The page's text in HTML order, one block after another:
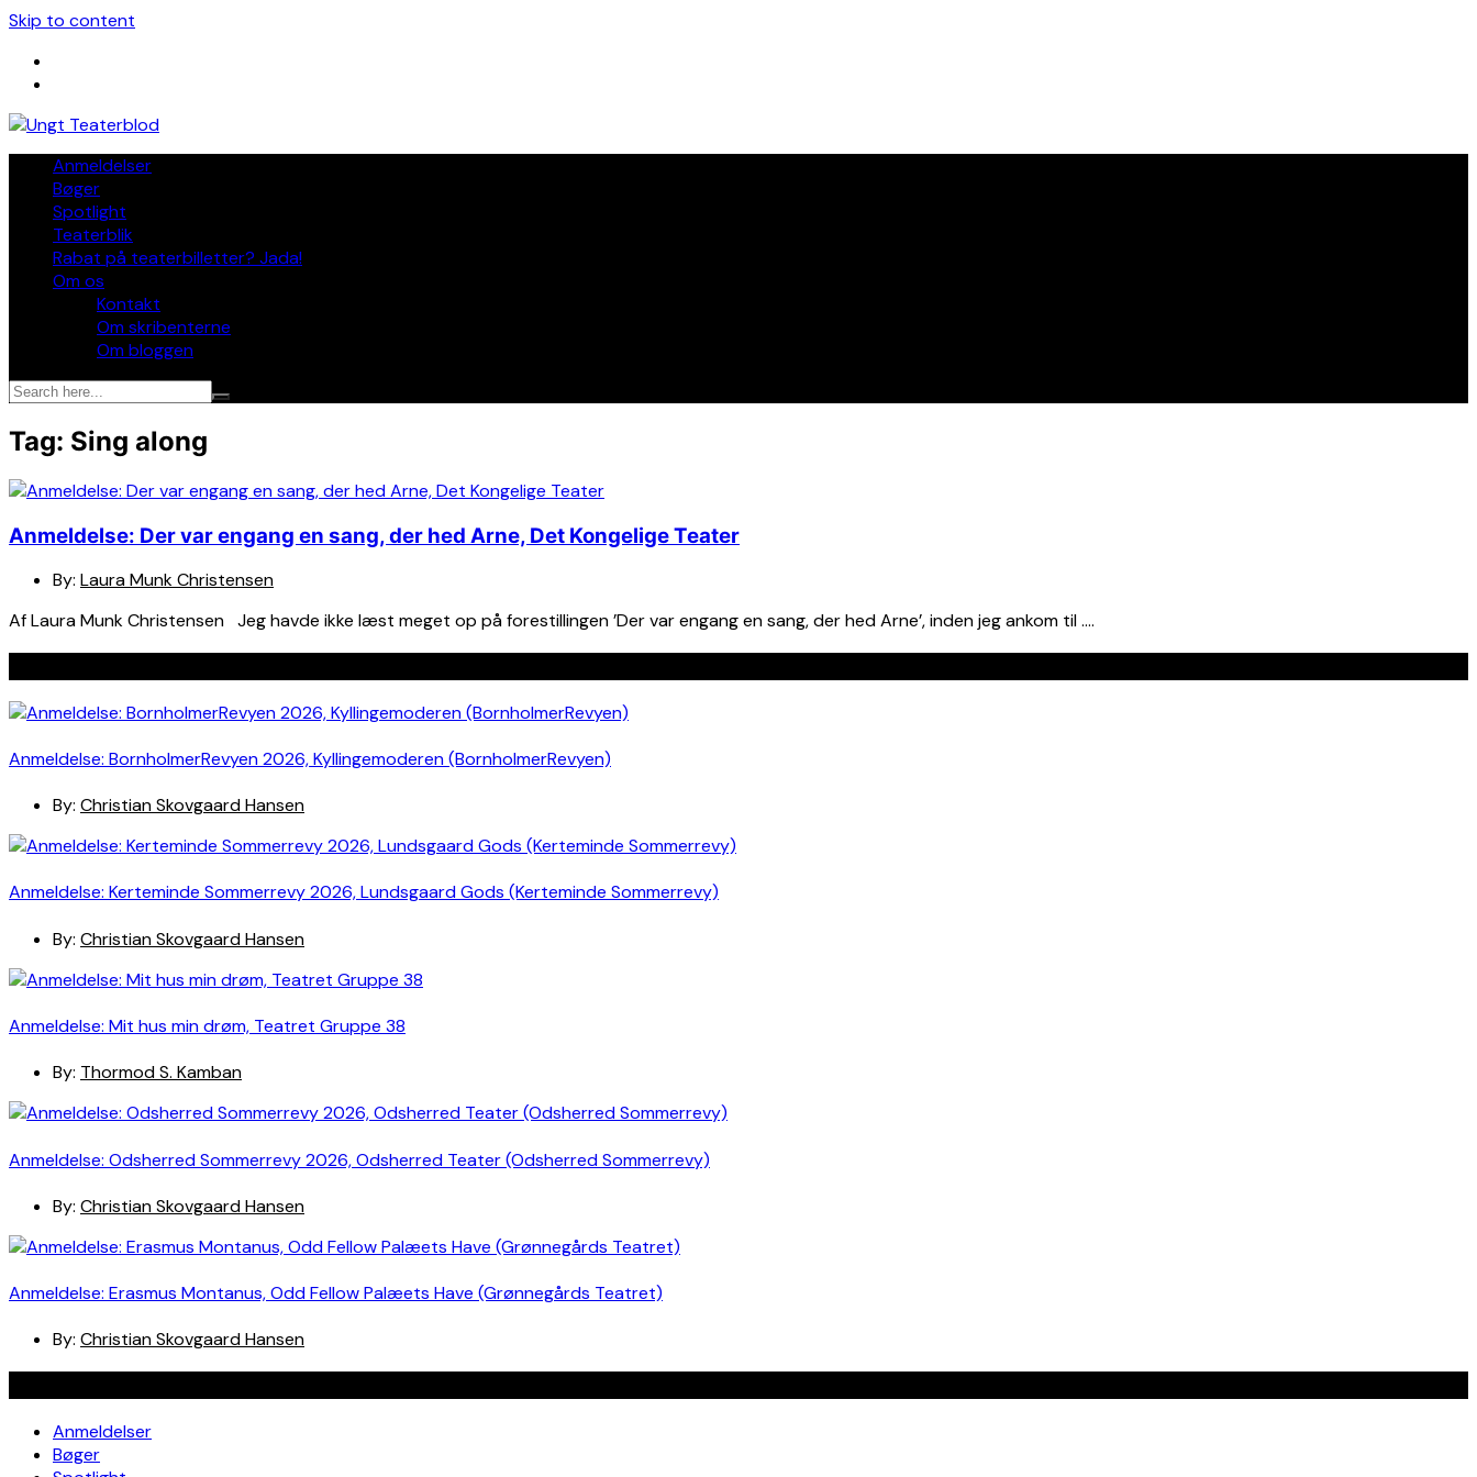
Skip to content
Anmeldelser
Bøger
Spotlight
Teaterblik
Rabat på teaterbilletter? Jada!
Om os
Kontakt
Om skribenterne
Om bloggen
Tag: Sing along
Anmeldelse: Der var engang en sang, der hed Arne, Det Kongelige Teater
By: Laura Munk Christensen
Af Laura Munk Christensen Jeg havde ikke læst meget op på forestillingen ’Der var engang en sang, der hed Arne’, inden jeg ankom til ….
Anmeldelse: BornholmerRevyen 2026, Kyllingemoderen (BornholmerRevyen)
By: Christian Skovgaard Hansen
Anmeldelse: Kerteminde Sommerrevy 2026, Lundsgaard Gods (Kerteminde Sommerrevy)
By: Christian Skovgaard Hansen
Anmeldelse: Mit hus min drøm, Teatret Gruppe 38
By: Thormod S. Kamban
Anmeldelse: Odsherred Sommerrevy 2026, Odsherred Teater (Odsherred Sommerrevy)
By: Christian Skovgaard Hansen
Anmeldelse: Erasmus Montanus, Odd Fellow Palæets Have (Grønnegårds Teatret)
By: Christian Skovgaard Hansen
Anmeldelser
Bøger